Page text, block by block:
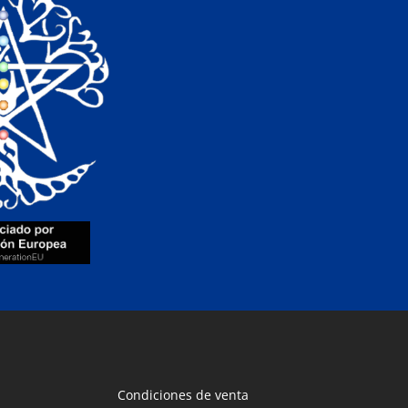
Condiciones de venta